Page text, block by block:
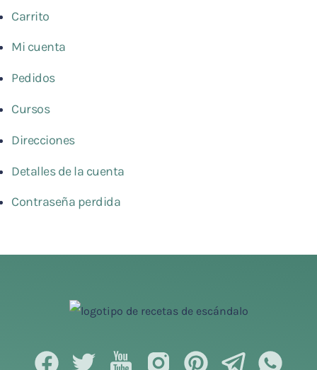
Carrito
Mi cuenta
Pedidos
Cursos
Direcciones
Detalles de la cuenta
Contraseña perdida